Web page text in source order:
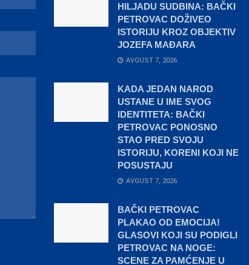
HILJADU SUDBINA: BAČKI
PETROVAC DOŽIVEO
ISTORIJU KROZ OBJEKTIV
JOZEFA MAĐARA
AVGUST 7, 2026
KADA JEDAN NAROD
USTANE U IME SVOG
IDENTITETA: BAČKI
PETROVAC PONOSNO
STAO PRED SVOJU
ISTORIJU, KORENI KOJI NE
POSUSTAJU
AVGUST 7, 2026
BAČKI PETROVAC
PLAKAO OD EMOCIJA!
GLASOVI KOJI SU PODIGLI
PETROVAC NA NOGE:
SCENE ZA PAMĆENJE U